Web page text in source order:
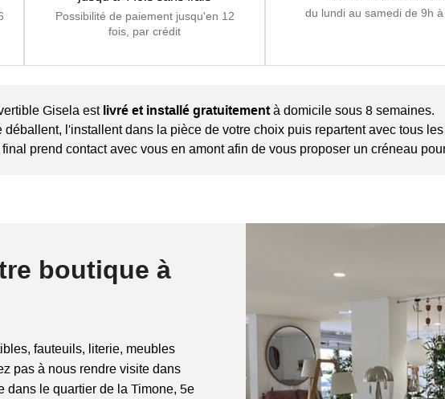
Possibilité de paiement jusqu'en 12
fois, par crédit
du lundi au samedi de 9h
Gisela est livré et installé gratuitementà domicile sous 8 semaines.
déballent, l'installent dans la pièce de votre choix puis repartent avec tous
prend contact avec vous en amont afin de vous proposer un créneau
boutique à
fauteuils, literie, meubles
pas à nous rendre visite dans
dans le quartier de la Timone, 5e